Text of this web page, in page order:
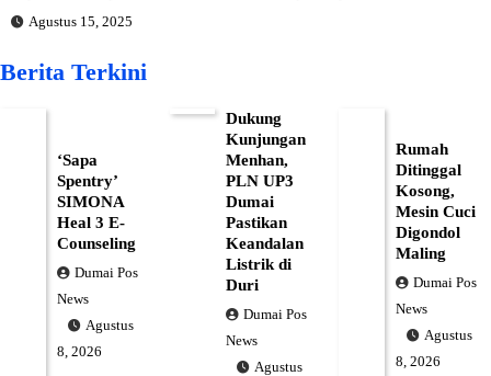
Agustus 15, 2025
Berita Terkini
‘Sapa
Spentry’
SIMONA
Heal 3 E-
Counseling
Dumai Pos
News
Agustus
8, 2026
Dukung
Kunjungan
Menhan,
PLN UP3
Dumai
Pastikan
Keandalan
Listrik di
Duri
Dumai Pos
News
Agustus
Rumah
Ditinggal
Kosong,
Mesin Cuci
Digondol
Maling
Dumai Pos
News
Agustus
8, 2026